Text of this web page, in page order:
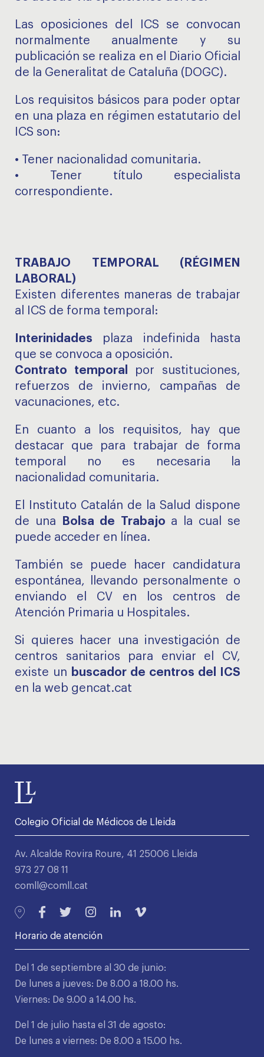
Las oposiciones del ICS se convocan
normalmente anualmente y su
publicación se realiza en el Diario Oficial
de la Generalitat de Cataluña (DOGC).
Los requisitos básicos para poder optar
en una plaza en régimen estatutario del
ICS son:
• Tener nacionalidad comunitaria.
• Tener título especialista
correspondiente.
TRABAJO TEMPORAL (RÉGIMEN
LABORAL)
Existen diferentes maneras de trabajar
al ICS de forma temporal:
Interinidades plaza indefinida hasta
que se convoca a oposición.
Contrato temporal
por sustituciones,
refuerzos de invierno, campañas de
vacunaciones, etc.
En cuanto a los requisitos, hay que
destacar que para trabajar de forma
temporal no es necesaria la
nacionalidad comunitaria.
El Instituto Catalán de la Salud dispone
de una
Bolsa de Trabajo a la cual se
puede acceder en línea.
También se puede hacer candidatura
espontánea, llevando personalmente o
enviando el CV en los centros de
Atención Primaria u Hospitales.
Si quieres hacer una investigación de
centros sanitarios para enviar el CV,
existe un buscador de centros del ICS
en la web gencat.cat
Colegio Oficial de Médicos de Lleida
Av. Alcalde Rovira Roure, 41 25006 Lleida
973 27 08 11
comll@comll.cat
Horario de atención
Del 1 de septiembre al 30 de junio:
De lunes a jueves: De 8.00 a 18.00 hs.
Viernes: De 9.00 a 14.00 hs.
Del 1 de julio hasta el 31 de agosto:
De lunes a viernes: De 8.00 a 15.00 hs.